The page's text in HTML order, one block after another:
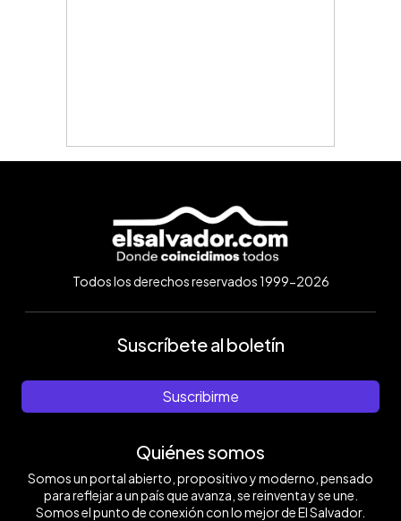
Todos los derechos reservados 1999-2026
Suscríbete al boletín
Suscribirme
Quiénes somos
Somos un portal abierto, propositivo y moderno, pensado
para reflejar a un país que avanza, se reinventa y se une.
Somos el punto de conexión con lo mejor de El Salvador.